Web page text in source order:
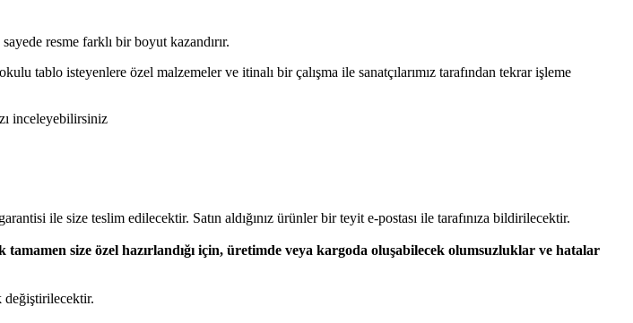
resme farklı bir boyut kazandırır.
tablo isteyenlere özel malzemeler ve itinalı bir çalışma ile sanatçılarımız tarafından tekrar işleme
inceleyebilirsiniz
ile size teslim edilecektir. Satın aldığınız ürünler bir teyit e-postası ile tarafınıza bildirilecektir.
size özel hazırlandığı için, üretimde veya kargoda oluşabilecek olumsuzluklar ve hatalar
değiştirilecektir.